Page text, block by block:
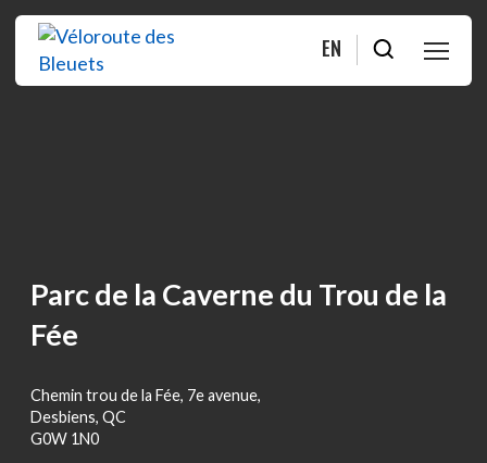
EN
À PROPOS
FAQ
Parc de la Caverne du Trou de la
Fée
Chemin trou de la Fée, 7e avenue,
Desbiens, QC
G0W 1N0